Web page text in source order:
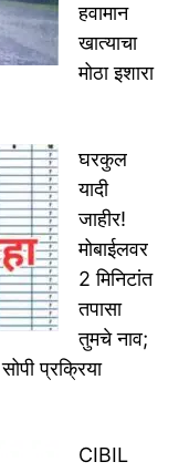
हवामान
खात्याचा
मोठा इशारा
घरकुल
यादी
जाहीर!
मोबाईलवर
2 मिनिटांत
तपासा
तुमचे नाव;
सोपी प्रक्रिया
CIBIL